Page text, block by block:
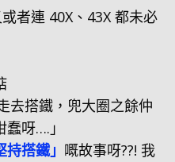
者連 40X、43X 都未必
去搭鐵，兜大圈之餘仲
呀….」
搭鐵」 嘅故事呀??! 我